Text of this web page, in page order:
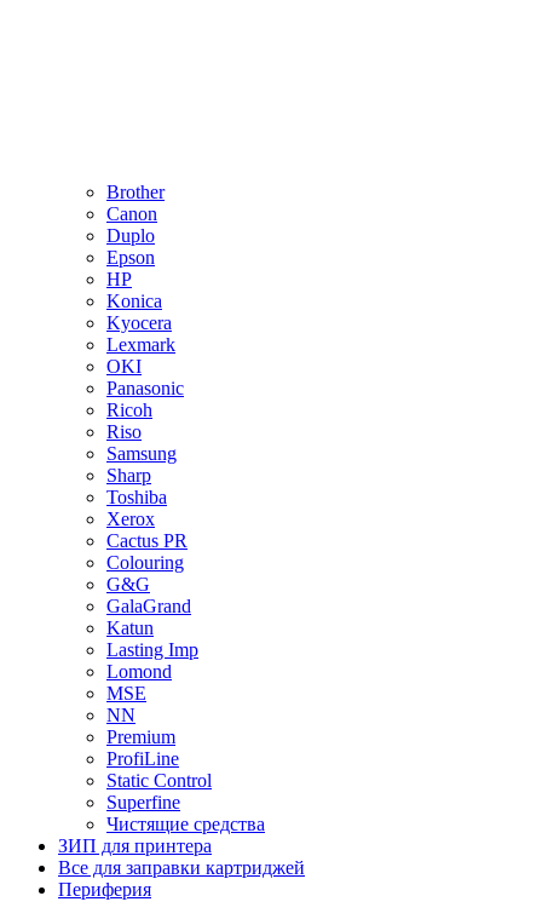
Brother
Canon
Duplo
Epson
HP
Konica
Kyocera
Lexmark
OKI
Panasonic
Ricoh
Riso
Samsung
Sharp
Toshiba
Xerox
Cactus PR
Colouring
G&G
GalaGrand
Katun
Lasting Imp
Lomond
MSE
NN
Premium
ProfiLine
Static Control
Superfine
Чистящие средства
ЗИП для принтера
Все для заправки картриджей
Периферия